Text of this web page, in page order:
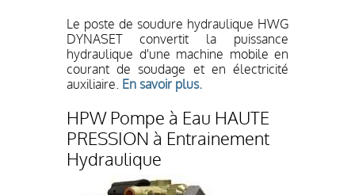
Le poste de soudure hydraulique HWG
DYNASET convertit la puissance
hydraulique d'une machine mobile en
courant de soudage et en électricité
auxiliaire. En savoir plus.
HPW Pompe à Eau HAUTE
PRESSION à Entrainement
Hydraulique